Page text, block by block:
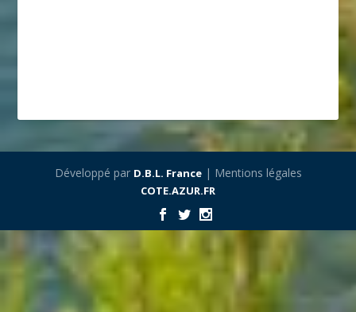
Développé par D.B.L. France| Mentions légales
COTE.AZUR.FR